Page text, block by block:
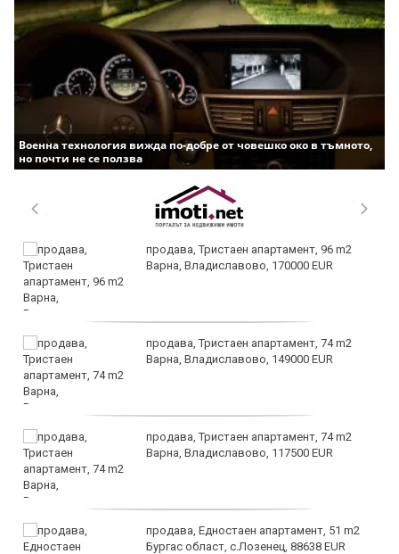
Военна технология вижда по-добре от човешко око в тъмното,
но почти не се ползва
продава, Тристаен апартамент, 96 m2
Варна, Владиславово, 170000 EUR
продава, Тристаен апартамент, 74 m2
Варна, Владиславово, 149000 EUR
продава, Тристаен апартамент, 74 m2
Варна, Владиславово, 117500 EUR
продава, Едностаен апартамент, 51 m2
Бургас област, с.Лозенец, 88638 EUR